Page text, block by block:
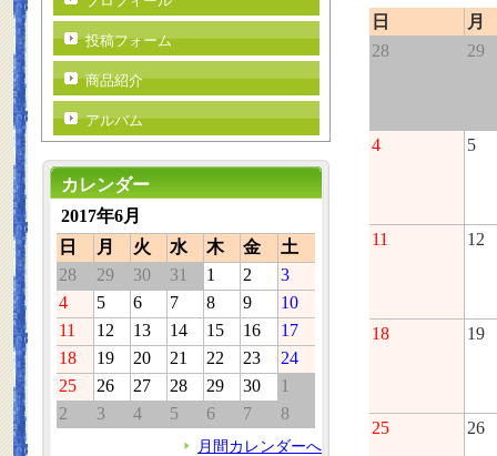
日
月
28
29
4 5
11 12
18 19
25 26
投稿フォーム
商品紹介
アルバム
カレンダー
2017年6月
日
月 火 水 木 金
土
28
29 30 31 1 2
3
4
5 6 7 8 9
10
11
12 13 14 15 16
17
18
19 20 21 22 23
24
25
26 27 28 29 30
1
2
3 4 5 6 7 8
月間カレンダーへ